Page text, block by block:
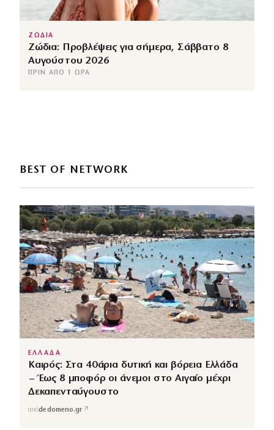
ΖΩΔΙΑ
Ζώδια: Προβλέψεις για σήμερα, Σάββατο 8
Αυγούστου 2026
ΠΡΙΝ ΑΠΌ 1 ΏΡΑ
BEST OF NETWORK
ΕΛΛΑΔΑ
Καιρός: Στα 40άρια δυτική και βόρεια Ελλάδα
– Έως 8 μποφόρ οι άνεμοι στο Αιγαίο μέχρι
Δεκαπενταύγουστο
απόdedomeno.gr ↗